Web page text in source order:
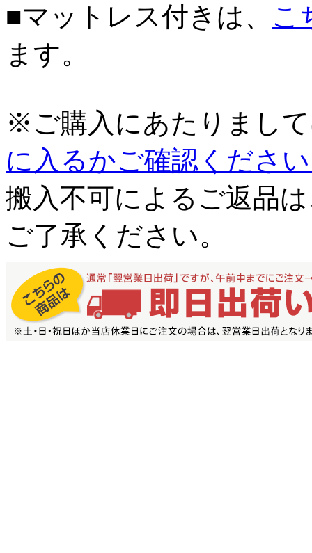
■マットレス付きは、 こ
ます。
※ご購入にあたりまし
に入るかご確認くださ
搬入不可によるご返品
ご了承ください。